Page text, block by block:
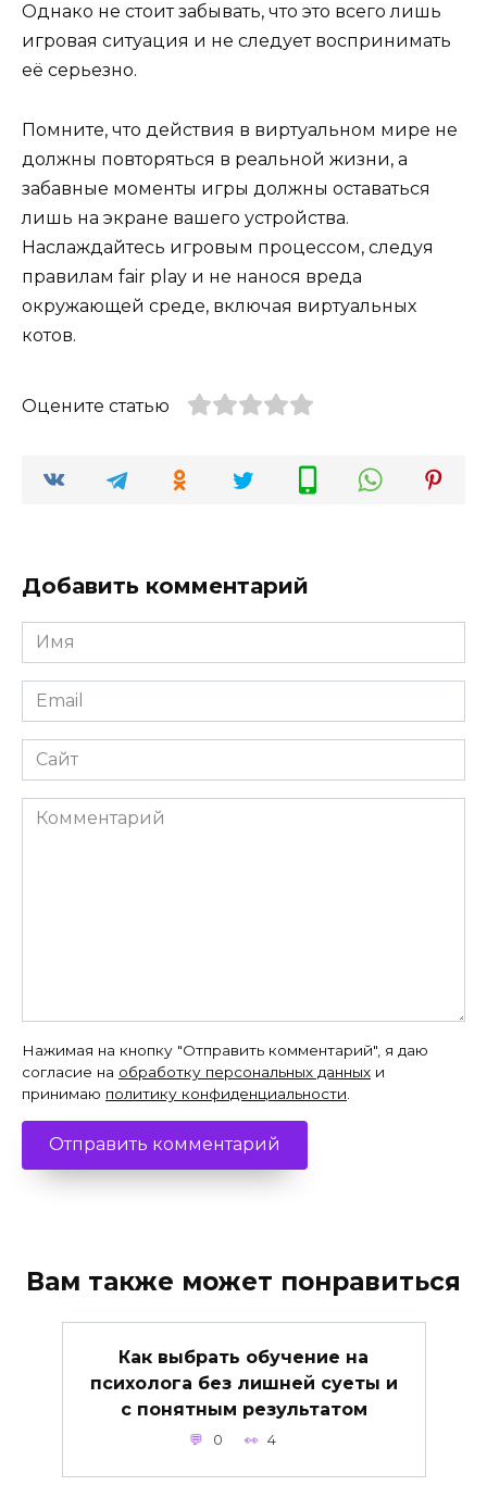
Однако не стоит забывать, что это всего лишь
игровая ситуация и не следует воспринимать
её серьезно.
Помните, что действия в виртуальном мире не
должны повторяться в реальной жизни, а
забавные моменты игры должны оставаться
лишь на экране вашего устройства.
Наслаждайтесь игровым процессом, следуя
правилам fair play и не нанося вреда
окружающей среде, включая виртуальных
котов.
Оцените статью
Добавить комментарий
Имя
*
Email
*
Сайт
Комментарий
Нажимая на кнопку "Отправить комментарий", я даю
согласие на обработку персональных данных и
принимаю политику конфиденциальности
Вам также может понравиться
Как выбрать обучение на
психолога без лишней суеты и
с понятным результатом
0 4